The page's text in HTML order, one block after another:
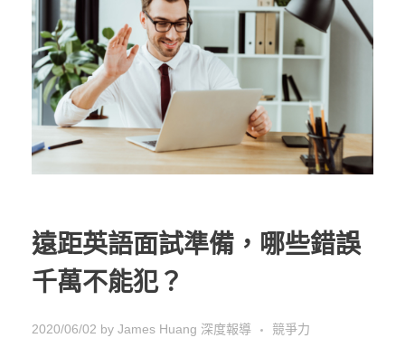
遠距英語面試準備，哪些錯誤
千萬不能犯？
2020/06/02 by James Huang 深度報導 競爭力